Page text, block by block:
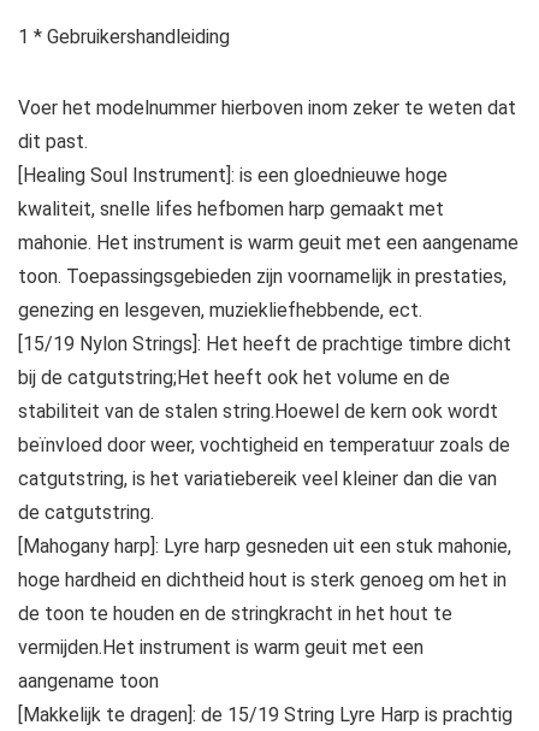
1 * Gebruikershandleiding
Voer het modelnummer hierboven inom zeker te weten dat
dit past.
[Healing Soul Instrument]: is een gloednieuwe hoge
kwaliteit, snelle lifes hefbomen harp gemaakt met
mahonie. Het instrument is warm geuit met een aangename
toon. Toepassingsgebieden zijn voornamelijk in prestaties,
genezing en lesgeven, muziekliefhebbende, ect.
[15/19 Nylon Strings]: Het heeft de prachtige timbre dicht
bij de catgutstring;Het heeft ook het volume en de
stabiliteit van de stalen string.Hoewel de kern ook wordt
beïnvloed door weer, vochtigheid en temperatuur zoals de
catgutstring, is het variatiebereik veel kleiner dan die van
de catgutstring.
[Mahogany harp]: Lyre harp gesneden uit een stuk mahonie,
hoge hardheid en dichtheid hout is sterk genoeg om het in
de toon te houden en de stringkracht in het hout te
vermijden.Het instrument is warm geuit met een
aangename toon
[Makkelijk te dragen]: de 15/19 String Lyre Harp is prachtig